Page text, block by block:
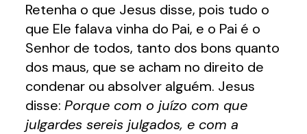
Retenha o que Jesus disse, pois tudo o
que Ele falava vinha do Pai, e o Pai é o
Senhor de todos, tanto dos bons quanto
dos maus, que se acham no direito de
condenar ou absolver alguém. Jesus
disse: Porque com o juízo com que
julgardes sereis julgados, e com a